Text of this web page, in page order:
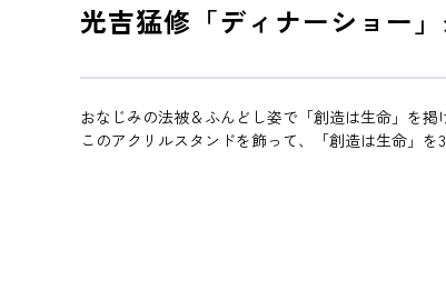
光吉猛修「ディナーショー」
おなじみの法被＆ふんどし姿で「創造は生命」を掲
このアクリルスタンドを飾って、「創造は生命」を